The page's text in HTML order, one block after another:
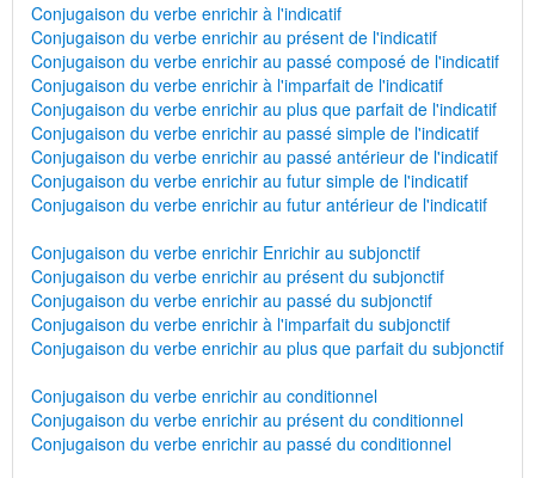
Conjugaison du verbe enrichir à l'indicatif
Conjugaison du verbe enrichir au présent de l'indicatif
Conjugaison du verbe enrichir au passé composé de l'indicatif
Conjugaison du verbe enrichir à l'imparfait de l'indicatif
Conjugaison du verbe enrichir au plus que parfait de l'indicatif
Conjugaison du verbe enrichir au passé simple de l'indicatif
Conjugaison du verbe enrichir au passé antérieur de l'indicatif
Conjugaison du verbe enrichir au futur simple de l'indicatif
Conjugaison du verbe enrichir au futur antérieur de l'indicatif
Conjugaison du verbe enrichir Enrichir au subjonctif
Conjugaison du verbe enrichir au présent du subjonctif
Conjugaison du verbe enrichir au passé du subjonctif
Conjugaison du verbe enrichir à l'imparfait du subjonctif
Conjugaison du verbe enrichir au plus que parfait du subjonctif
Conjugaison du verbe enrichir au conditionnel
Conjugaison du verbe enrichir au présent du conditionnel
Conjugaison du verbe enrichir au passé du conditionnel